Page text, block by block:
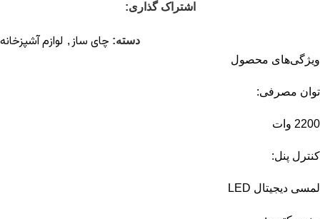
اشتراک گذاری:
دسته: چای ساز, لوازم آشپزخانه
ویژگی‌های محصول
توان مصرفی:
2200 وات
کنترل پنل:
لمسی دیجیتال LED